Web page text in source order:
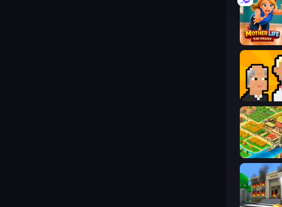
President
Empire